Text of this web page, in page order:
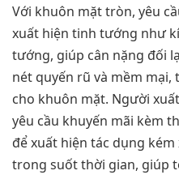
Với khuôn mặt tròn, yêu
xuất hiện tinh tướng như
tướng, giúp cân nặng đối
nét quyến rũ và mềm
cho khuôn mặt. Người
yêu cầu khuyến mãi kèm
để xuất hiện tác dụng
trong suốt thời gian, giúp